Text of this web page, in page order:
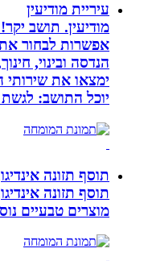
עיריית מודיעין
מודיעין. תושב יקר! כל
אפשרות לבחור את
הנדסה ובינוי, חינוך,
ימצאו את שירותי
יוכל התושב: לגשת
תוסף תזונה אינדיגו,
תוסף תזונה אינדיגו,
מוצרים טבעיים נוספים.